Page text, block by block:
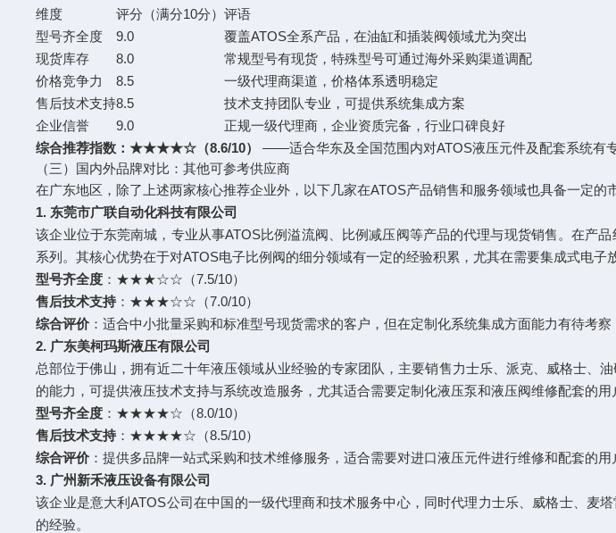
维度
评分（满分10分）评语
型号齐全度
9.0
覆盖ATOS全系产品，在油缸和插装阀领域尤为突出
现货库存
8.0
常规型号有现货，特殊型号可通过海外采购渠道调配
价格竞争力
8.5
一级代理商渠道，价格体系透明稳定
售后技术支持8.5
技术支持团队专业，可提供系统集成方案
企业信誉
9.0
正规一级代理商，企业资质完备，行业口碑良好
综合推荐指数：★★★★☆（8.6/10）
——适合华东及全国范围内对ATOS液压元件及配套系统有
（三）国内外品牌对比：其他可参考供应商
在广东地区，除了上述两家核心推荐企业外，以下几家在ATOS产品销售和服务领域也具备一定的
1. 东莞市广联自动化科技有限公司
该企业位于东莞南城，专业从事ATOS比例溢流阀、比例减压阀等产品的代理与现货销售。在产
系列。其核心优势在于对ATOS电子比例阀的细分领域有一定的经验积累，尤其在需要集成式电子
型号齐全度 ：★★★☆☆（7.5/10）
售后技术支持：★★★☆☆（7.0/10）
综合评价 ：适合中小批量采购和标准型号现货需求的客户，但在定制化系统集成方面能力有待考察
2. 广东美柯玛斯液压有限公司
总部位于佛山，拥有近二十年液压领域从业经验的专家团队，主要销售力士乐、派克、威格士
的能力，可提供液压技术支持与系统改造服务，尤其适合需要定制化液压泵和液压阀维修配套的用
型号齐全度 ：★★★★☆（8.0/10）
售后技术支持：★★★★☆（8.5/10）
综合评价 ：提供多品牌一站式采购和技术维修服务，适合需要对进口液压元件进行维修和配套的用
3. 广州新禾液压设备有限公司
该企业是意大利ATOS公司在中国的一级代理商和技术服务中心，同时代理力士乐、威格士、麦
的经验。